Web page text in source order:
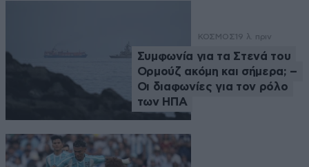
ΚΟΣΜΟΣ 19 λ. πριν
Συμφωνία για τα Στενά του
Ορμούζ ακόμη και σήμερα; –
Οι διαφωνίες για τον ρόλο
των ΗΠΑ